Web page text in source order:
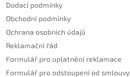
Dodací podmínky
Obchodní podmínky
Ochrana osobních údajů
Reklamační řád
Formulář pro uplatnění reklamace
Formulář pro odstoupení od smlouvy